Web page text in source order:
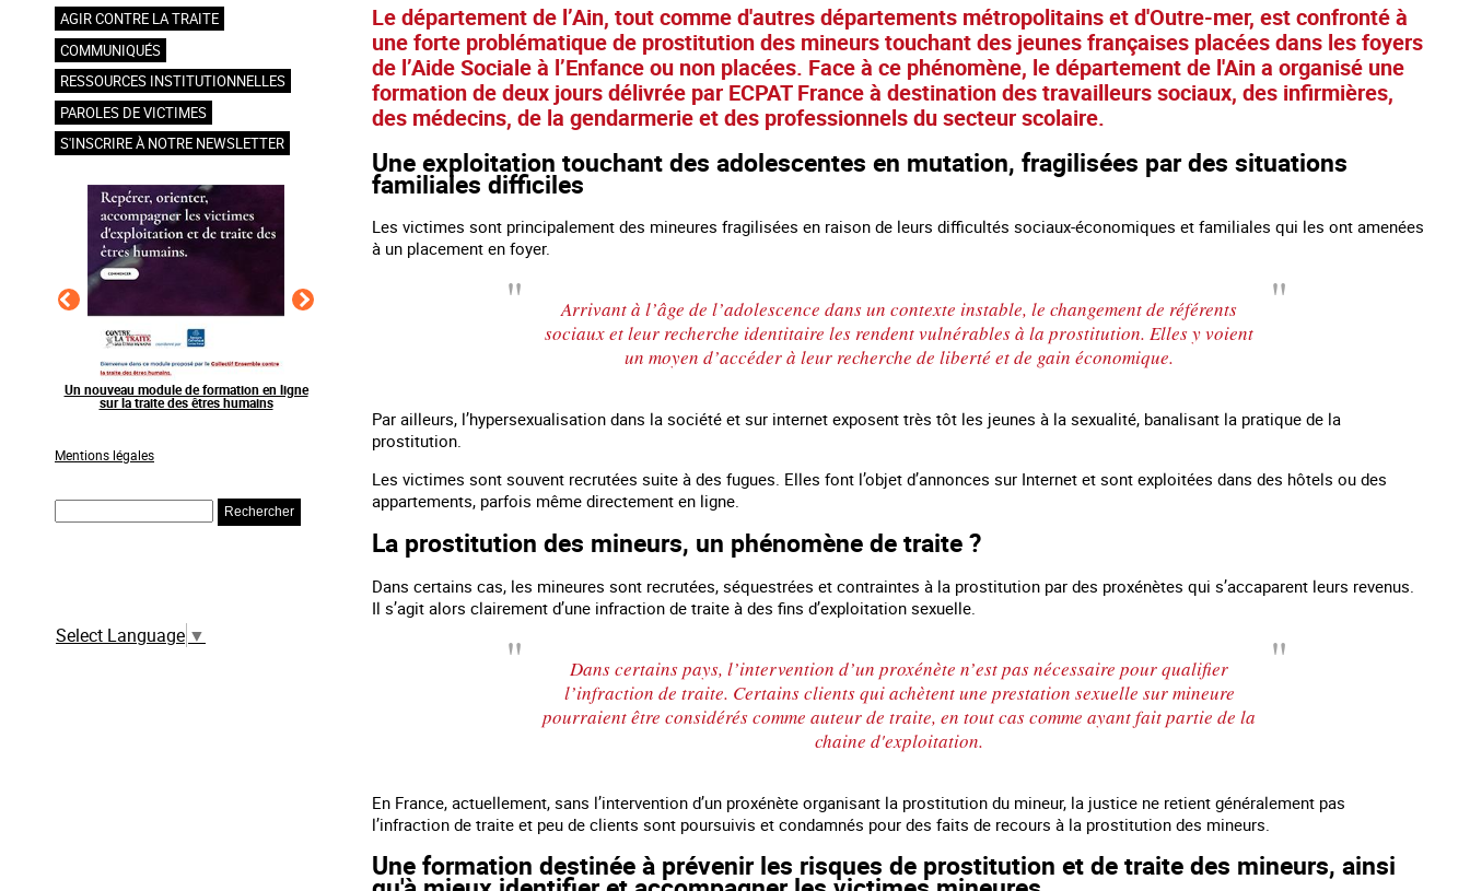
AGIR CONTRE LA TRAITE
COMMUNIQUÉS
RESSOURCES INSTITUTIONNELLES
PAROLES DE VICTIMES
S'INSCRIRE À NOTRE NEWSLETTER
Raising awareness on the sidelines of major
sporting events
Mentions légales
Select Language ▼
Le département de l’Ain, tout comme d'autres départements métropolitains et d'Outre-mer, est confronté à
une forte problématique de prostitution des mineurs touchant des jeunes françaises placées dans les foyers
de l’Aide Sociale à l’Enfance ou non placées. Face à ce phénomène, le département de l'Ain a organisé une
formation de deux jours délivrée par ECPAT France à destination des travailleurs sociaux, des infirmières,
des médecins, de la gendarmerie et des professionnels du secteur scolaire.
Une exploitation touchant des adolescentes en mutation, fragilisées par des situations
familiales difficiles
Les victimes sont principalement des mineures fragilisées en raison de leurs difficultés sociaux-économiques et familiales qui les ont amenées
à un placement en foyer.
Arrivant à l’âge de l’adolescence dans un contexte instable, le changement de référents
sociaux et leur recherche identitaire les rendent vulnérables à la prostitution. Elles y voient
un moyen d’accéder à leur recherche de liberté et de gain économique.
Par ailleurs, l’hypersexualisation dans la société et sur internet exposent très tôt les jeunes à la sexualité, banalisant la pratique de la
prostitution.
Les victimes sont souvent recrutées suite à des fugues. Elles font l’objet d’annonces sur Internet et sont exploitées dans des hôtels ou des
appartements, parfois même directement en ligne.
La prostitution des mineurs, un phénomène de traite ?
Dans certains cas, les mineures sont recrutées, séquestrées et contraintes à la prostitution par des proxénètes qui s’accaparent leurs revenus.
Il s’agit alors clairement d’une infraction de traite à des fins d’exploitation sexuelle.
Dans certains pays, l’intervention d’un proxénète n’est pas nécessaire pour qualifier
l’infraction de traite. Certains clients qui achètent une prestation sexuelle sur mineure
pourraient être considérés comme auteur de traite, en tout cas comme ayant fait partie de la
chaine d'exploitation.
En France, actuellement, sans l’intervention d’un proxénète organisant la prostitution du mineur, la justice ne retient généralement pas
l’infraction de traite et peu de clients sont poursuivis et condamnés pour des faits de recours à la prostitution des mineurs.
Une formation destinée à prévenir les risques de prostitution et de traite des mineurs, ainsi